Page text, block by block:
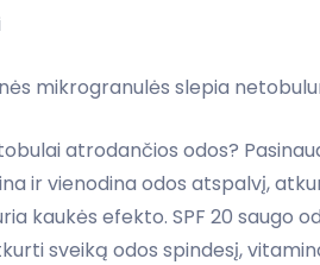
mikrogranulės slepia
atrodančios odos?
ir vienodina odos atspalvį,
kaukės efekto. SPF 20 saugo
sveiką odos spindesį,